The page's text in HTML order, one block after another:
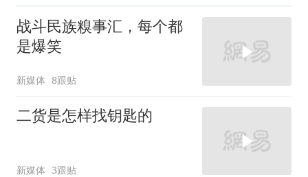
战斗民族糗事汇，每个都
是爆笑
新媒体 8跟贴
二货是怎样找钥匙的
新媒体 3跟贴